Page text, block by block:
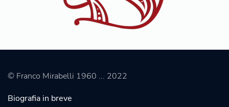
© Franco Mirabelli 1960 ... 2022
Biografia in breve